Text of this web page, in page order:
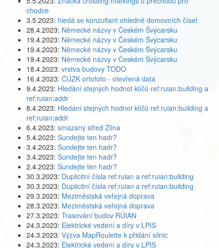
chodce
3.5.2023: hledá se konzultant ohledně domovních čísel
28.4.2023: Německé názvy v Českém Švýcarsku
19.4.2023: Německé názvy v Českém Švýcarsku
19.4.2023: Německé názvy v Českém Švýcarsku
19.4.2023: Německé názvy v Českém Švýcarsku
18.4.2023: vrstva budovy TODO
16.4.2023: ČÚZK ortofoto - otevřená data
9.4.2023: Hledání stejných hodnot klíčů ref:ruian:building a
ref:ruian:addr
8.4.2023: Hledání stejných hodnot klíčů ref:ruian:building a
ref:ruian:addr
6.4.2023: smazaný střed Zlina
5.4.2023: Sundejte ten hadr?
3.4.2023: Sundejte ten hadr?
3.4.2023: Sundejte ten hadr?
2.4.2023: Sundejte ten hadr?
30.3.2023: Duplicitní čísla ref:ruian a ref:ruian:building
30.3.2023: Duplicitní čísla ref:ruian a ref:ruian:building
29.3.2023: Meziměstská veřejná doprava
28.3.2023: Meziměstská veřejná doprava
27.3.2023: Trasování budov RÚIAN
24.3.2023: Elektrické vedení a díry v LPIS
24.3.2023: Výzva MapRoulette k přidání silnic
24.3.2023: Elektrické vedení a díry v LPIS